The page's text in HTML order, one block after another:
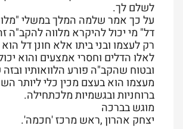
לשלם לך.
על כך אמר שלמה המלך במשלי
דל" מי יכול להיקרא מלווה להקב"ה
רק לעצמו ובני ביתו אלא חונן דל
לאלו הדלים וחסרי אמצעים והוא
ובטוח שהקב"ה פורע הלוואותיו
מעצמו הוא בעצם מכין כלי ליותר
ברוחניות ובגשמיות מלכתחילה.
מוגש בברכה
יצחק אהרון ,ראש מרכז 'חכמה'.